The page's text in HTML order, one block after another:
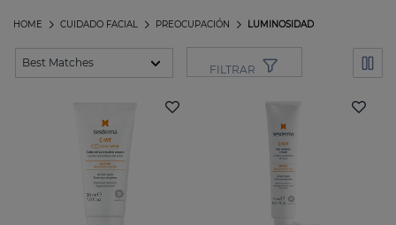
LUMINOSIDAD
PREOCUPACIÓN
CUIDADO FACIAL
HOME
FILTRAR